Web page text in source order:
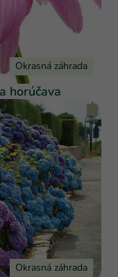
Okrasná záhrada
horúčava
Okrasná záhrada